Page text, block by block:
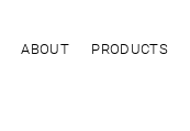
ABOUT PRODUCTS